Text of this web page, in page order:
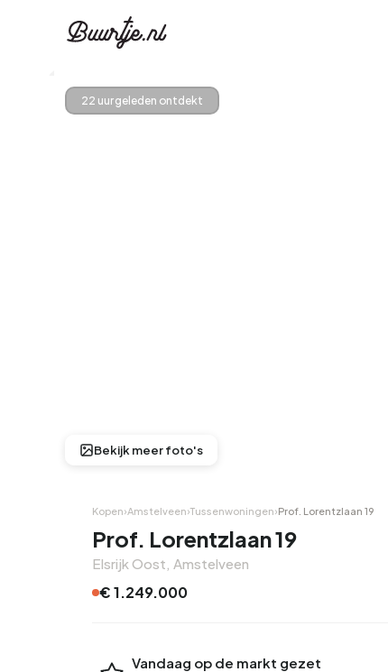
Bekijk meer foto's
22 uur geleden ontdekt
Kopen›Amstelveen›Tussenwoningen›Prof. Lorentzlaan 19
Prof. Lorentzlaan 19
Elsrijk Oost, Amstelveen
€ 1.249.000
Vandaag op de markt gezet